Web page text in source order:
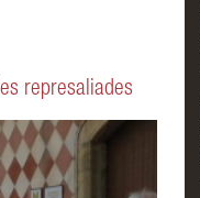
represaliades